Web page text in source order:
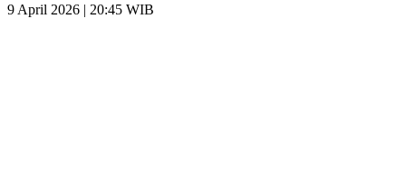
9 April 2026 | 20:45 WIB